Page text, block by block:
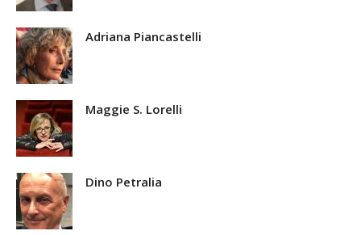
Adriana Piancastelli
Maggie S. Lorelli
Dino Petralia